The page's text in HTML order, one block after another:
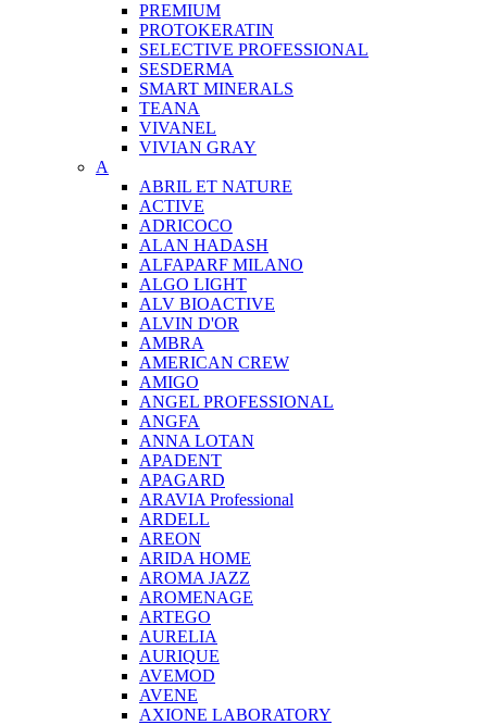
PREMIUM
PROTOKERATIN
SELECTIVE PROFESSIONAL
SESDERMA
SMART MINERALS
TEANA
VIVANEL
VIVIAN GRAY
A
ABRIL ET NATURE
ACTIVE
ADRICOCO
ALAN HADASH
ALFAPARF MILANO
ALGO LIGHT
ALV BIOACTIVE
ALVIN D'OR
AMBRA
AMERICAN CREW
AMIGO
ANGEL PROFESSIONAL
ANGFA
ANNA LOTAN
APADENT
APAGARD
ARAVIA Professional
ARDELL
AREON
ARIDA HOME
AROMA JAZZ
AROMENAGE
ARTEGO
AURELIA
AURIQUE
AVEMOD
AVENE
AXIONE LABORATORY